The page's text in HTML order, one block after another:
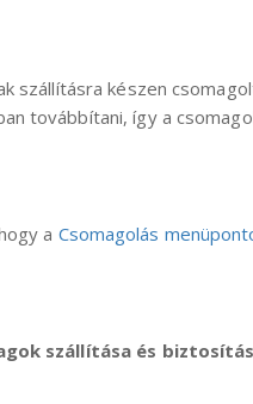
szállításra készen
továbbítani, így a
a Csomagolás
szállítása és